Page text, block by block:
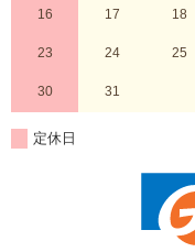
16 17 18
23 24 25
30 31
定休日